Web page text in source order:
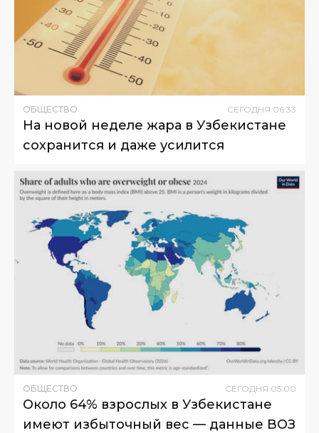
ОБЩЕСТВО СЕГОДНЯ 06:33
На новой неделе жара в Узбекистане
сохранится и даже усилится
ОБЩЕСТВО СЕГОДНЯ 05:00
Около 64% взрослых в Узбекистане
имеют избыточный вес — данные ВОЗ